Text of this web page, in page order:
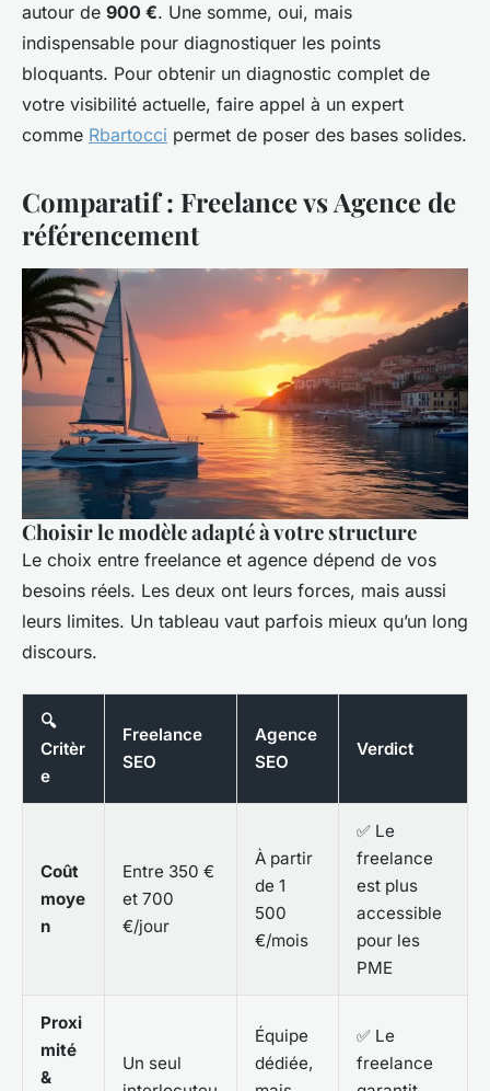
autour de 900 €. Une somme, oui, mais
indispensable pour diagnostiquer les points
bloquants. Pour obtenir un diagnostic complet de
votre visibilité actuelle, faire appel à un expert
comme Rbartocci permet de poser des bases solides.
Comparatif : Freelance vs Agence de
référencement
Choisir le modèle adapté à votre structure
Le choix entre freelance et agence dépend de vos
besoins réels. Les deux ont leurs forces, mais aussi
leurs limites. Un tableau vaut parfois mieux qu’un long
discours.
🔍
Critèr
e
Freelance
SEO
Agence
SEO
Verdict
Coût
moye
n
Entre 350 €
et 700
€/jour
À partir
de 1
500
€/mois
✅ Le
freelance
est plus
accessible
pour les
PME
Proxi
mité
&
Un seul
Équipe
dédiée,
✅ Le
freelance